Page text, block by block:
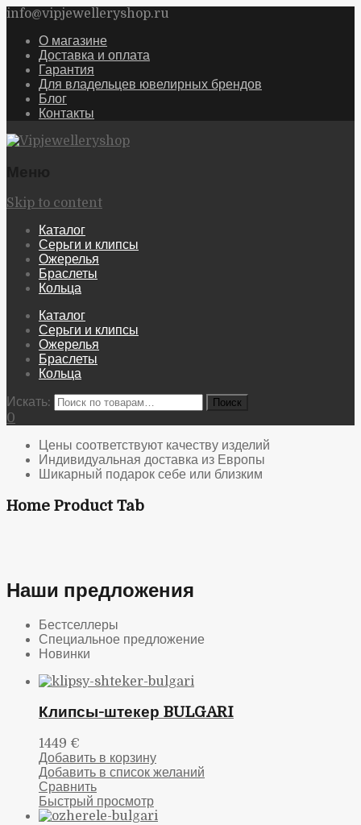
info@vipjewelleryshop.ru
О магазине
Доставка и оплата
Гарантия
Для владельцев ювелирных брендов
Блог
Контакты
Skip to content
Каталог
Серьги и клипсы
Ожерелья
Браслеты
Кольца
Каталог
Серьги и клипсы
Ожерелья
Браслеты
Кольца
Искать:
0
Цены соответствуют качеству изделий
Индивидуальная доставка из Европы
Шикарный подарок себе или близким
Home Product Tab
Наши предложения
Бестселлеры
Специальное предложение
Новинки
Клипсы-штекер BULGARI
1449 €
Добавить в корзину
Добавить в список желаний
Сравнить
Быстрый просмотр